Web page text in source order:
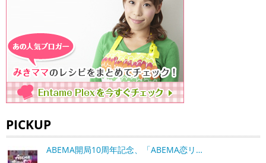
PICKUP
ABEMA開局10周年記念、「ABEMA恋リ…